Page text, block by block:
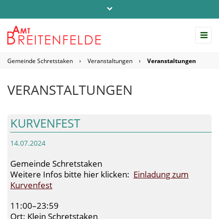
info@amt-breitenfelde.de
Gemeinde Schretstaken › Veranstaltungen › Veranstaltungen
VERANSTALTUNGEN
KURVENFEST
14.07.2024
Gemeinde Schretstaken
Weitere Infos bitte hier klicken: Einladung zum
Kurvenfest
11:00–23:59
Ort: Klein Schretstaken